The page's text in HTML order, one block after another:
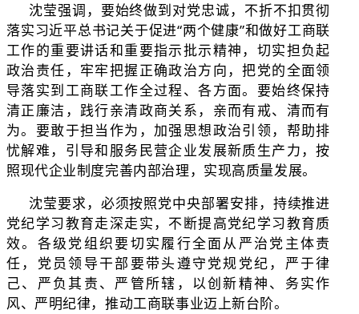
沈莹强调，要始终做到对党忠诚，不折不扣贯彻
落实习近平总书记关于促进“两个健康”和做好工商联
工作的重要讲话和重要指示批示精神，切实担负起
政治责任，牢牢把握正确政治方向，把党的全面领
导落实到工商联工作全过程、各方面。要始终保持
清正廉洁，践行亲清政商关系，亲而有戒、清而有
为。要敢于担当作为，加强思想政治引领，帮助排
忧解难，引导和服务民营企业发展新质生产力，按
照现代企业制度完善内部治理，实现高质量发展。
沈莹要求，必须按照党中央部署安排，持续推进
党纪学习教育走深走实，不断提高党纪学习教育质
效。各级党组织要切实履行全面从严治党主体责
任，党员领导干部要带头遵守党规党纪，严于律
己、严负其责、严管所辖，以创新精神、务实作
风、严明纪律，推动工商联事业迈上新台阶。